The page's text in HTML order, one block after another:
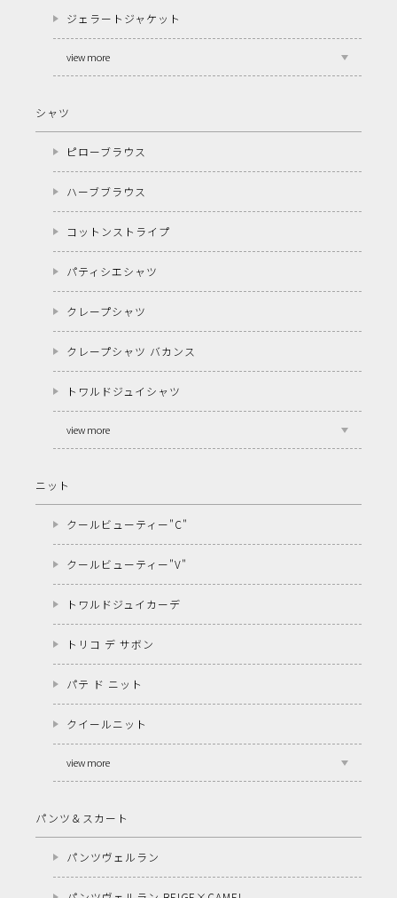
ジェラートジャケット
view more
シャツ
ピローブラウス
ハーブブラウス
コットンストライプ
パティシエシャツ
クレープシャツ
クレープシャツ バカンス
トワルドジュイシャツ
view more
ニット
クールビューティー"C"
クールビューティー"V"
トワルドジュイカーデ
トリコ デ サボン
パテ ド ニット
クイールニット
view more
パンツ＆スカート
パンツヴェルラン